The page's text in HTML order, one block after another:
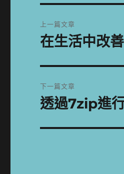
章
上一篇文章
上
篇
文
章:
在生活中改
下一篇文章
下
篇
透過7zip進